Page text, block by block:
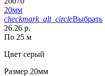
20мм
checkmark_alt_circleВыбрать
26.26 р.
По 25 м
Цвет серый
Размер 20мм